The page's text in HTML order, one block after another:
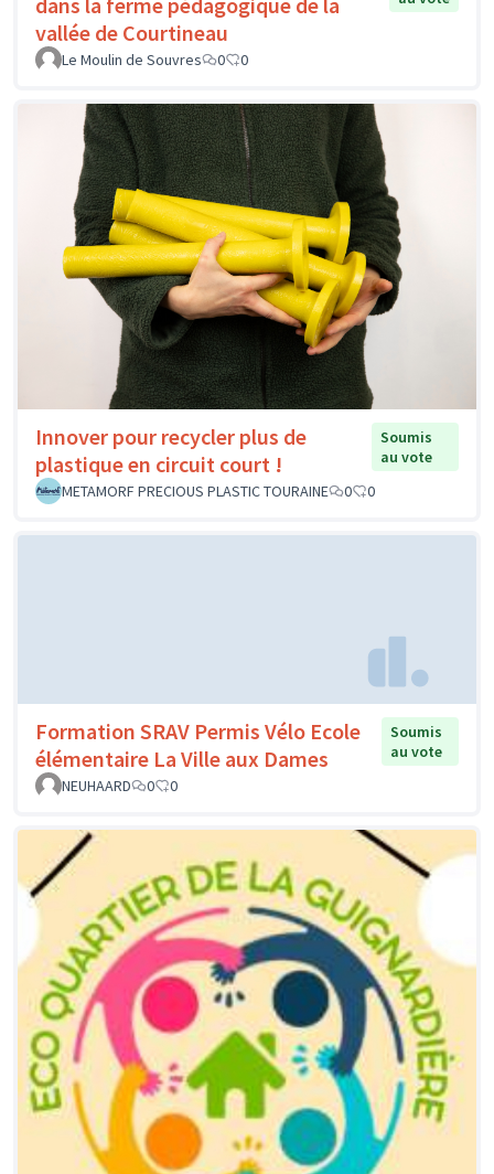
vallée de Courtineau
Le Moulin de Souvres 0 0
Innover pour recycler plus de
plastique en circuit court !
Soumis
au vote
METAMORF PRECIOUS PLASTIC TOURAINE
0 0
Formation SRAV Permis Vélo Ecole
élémentaire La Ville aux Dames
Soumis
au vote
NEUHAARD
0 0